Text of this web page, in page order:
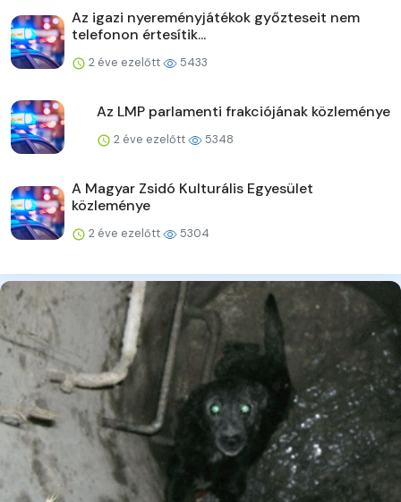
Az igazi nyereményjátékok győzteseit nem
telefonon értesítik...
2 éve ezelőtt 5433
Az LMP parlamenti frakciójának közleménye
2 éve ezelőtt 5348
A Magyar Zsidó Kulturális Egyesület
közleménye
2 éve ezelőtt 5304